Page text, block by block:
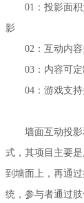
01：投影面
影
02：互动内
03：内容可
04：游戏支
墙面互动投
式，其项目主要
到墙面上，再通
统，参与者通过